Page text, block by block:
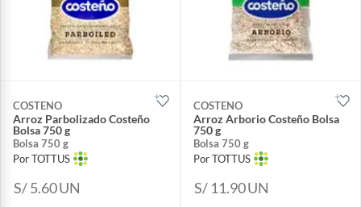
COSTENO
Arroz Parbolizado Costeño
Bolsa 750 g
Bolsa 750 g
Por TOTTUS
S/ 5.60UN
COSTENO
Arroz Arborio Costeño Bolsa
750 g
Bolsa 750 g
Por TOTTUS
S/ 11.90UN